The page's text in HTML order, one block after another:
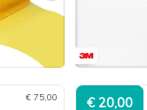
€ 75,00